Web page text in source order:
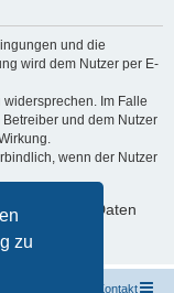
zu
und die
wird dem Nutzer per E-
Im Falle
und dem Nutzer
wenn der Nutzer
Daten
Kontakt